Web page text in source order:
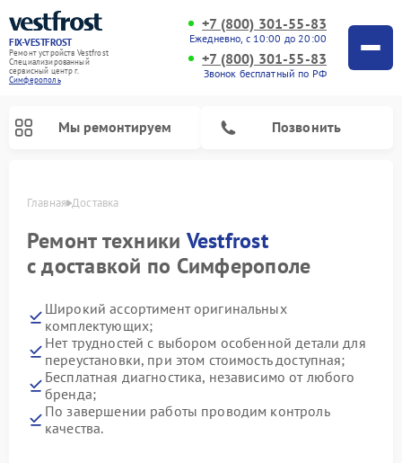
FIX-VESTFROST
Ремонт устройств Vestfrost
Специализированный
cервисный центр г.
Симферополь
+7 (800) 301-55-83
Ежедневно, с 10:00 до 20:00
+7 (800) 301-55-83
Звонок бесплатный по РФ
Мы ремонтируем Позвонить
Главная Доставка
Ремонт техники Vestfrost
с доставкой по Симферополе
Широкий ассортимент оригинальных
комплектующих;
Нет трудностей с выбором особенной детали для
переустановки, при этом стоимость доступная;
Бесплатная диагностика, независимо от любого
бренда;
По завершении работы проводим контроль
качества.